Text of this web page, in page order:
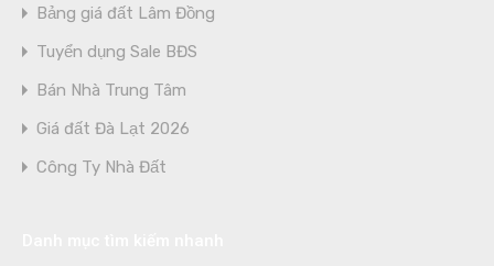
Bảng giá đất Lâm Đồng
Tuyển dụng Sale BĐS
Bán Nhà Trung Tâm
Giá đất Đà Lạt 2026
Công Ty Nhà Đất